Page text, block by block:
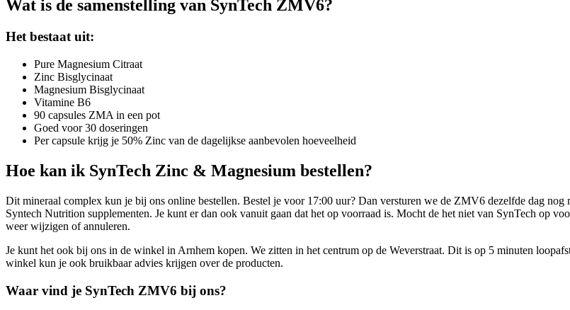
Wat is de samenstelling van SynTech ZMV6?
Het bestaat uit:
Pure Magnesium Citraat
Zinc Bisglycinaat
Magnesium Bisglycinaat
Vitamine B6
90 capsules ZMA in een pot
Goed voor 30 doseringen
Per capsule krijg je 50% Zinc van de dagelijkse aanbevolen hoeveelheid
Hoe kan ik SynTech Zinc & Magnesium bestellen?
Dit mineraal complex kun je bij ons online bestellen. Bestel je voor 17:00 uur? Dan versturen we de ZMV6 dezelfde dag nog
Syntech Nutrition supplementen. Je kunt er dan ook vanuit gaan dat het op voorraad is. Mocht de het niet van SynTech op
weer wijzigen of annuleren.
Je kunt het ook bij ons in de winkel in Arnhem kopen. We zitten in het centrum op de Weverstraat. Dit is op 5 minuten
winkel kun je ook bruikbaar advies krijgen over de producten.
Waar vind je SynTech ZMV6 bij ons?